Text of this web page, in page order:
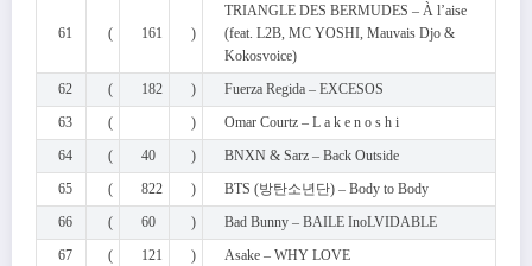
61 ( 161 )
TRIANGLE DES BERMUDES – À l’aise
(feat. L2B, MC YOSHI, Mauvais Djo &
Kokosvoice)
62
( 182 )
Fuerza Regida – EXCESOS
63
( )
Omar Courtz – L a k e n o s h i
64
( 40 )
BNXN & Sarz – Back Outside
65
( 822 )
BTS (방탄소년단) – Body to Body
66
( 60 )
Bad Bunny – BAILE InoLVIDABLE
67
( 121 ) Asake – WHY LOVE